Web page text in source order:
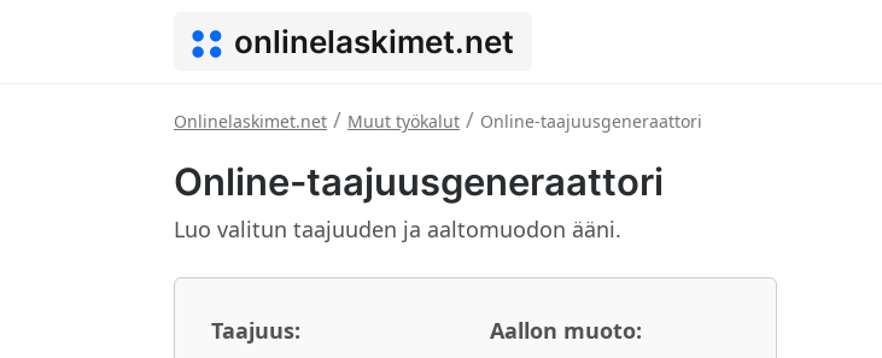
onlinelaskimet.net
Onlinelaskimet.net / Muut työkalut / Online-taajuusgeneraattori
Online-taajuusgeneraattori
Luo valitun taajuuden ja aaltomuodon ääni.
Taajuus: Aallon muoto: